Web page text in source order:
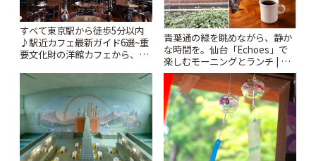
すべて東京駅から徒歩5分以内
♪駅近カフェ最新ガイド6選~重
要文化財の洋館カフェから、改
りっぷ
青葉通の緑を眺めながら、静か
な時間を。仙台「Echoes」で
楽しむモーニングとランチ | こ
とりっぷ